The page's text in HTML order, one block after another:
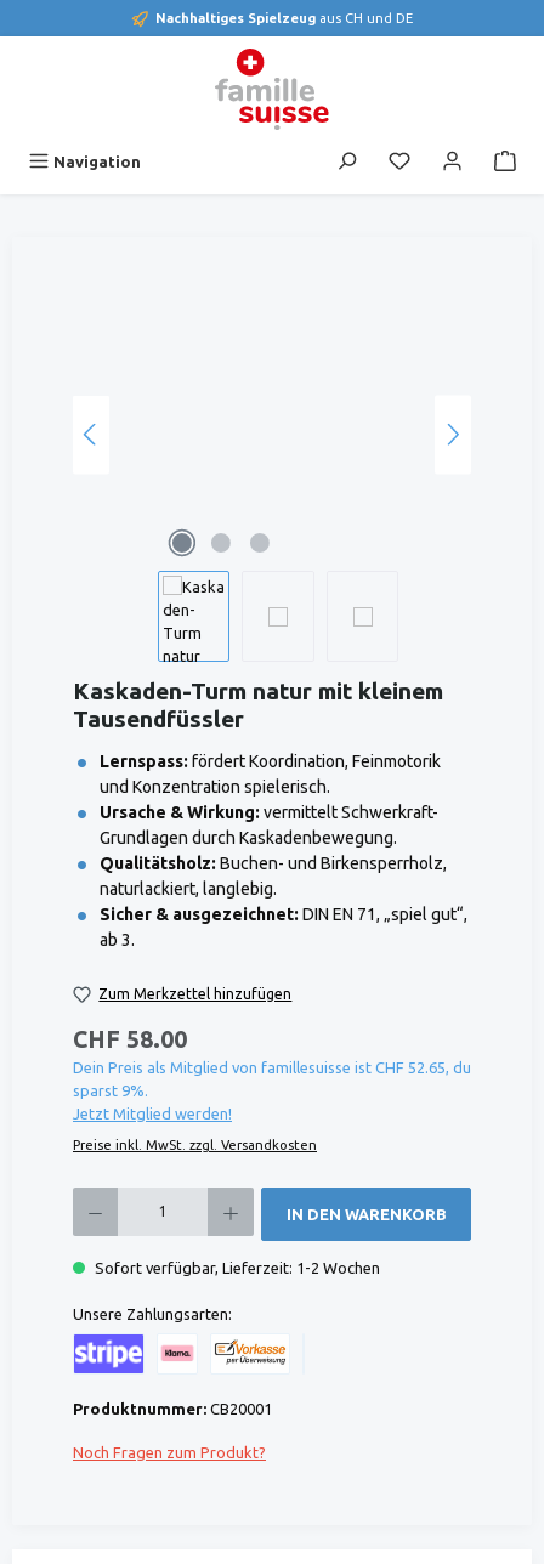
Nachhaltiges Spielzeug aus CH und DE
Navigation Du hast 0
Kaskaden-Turm natur mit kleinem
Tausendfüssler
Lernspass: fördert Koordination, Feinmotorik
und Konzentration spielerisch.
Ursache & Wirkung: vermittelt Schwerkraft-
Grundlagen durch Kaskadenbewegung.
Qualitätsholz: Buchen- und Birkensperrholz,
naturlackiert, langlebig.
Sicher & ausgezeichnet: DIN EN 71, „spiel gut“,
ab 3.
Zum Merkzettel hinzufügen
CHF 58.00
Dein Preis als Mitglied von famillesuisse ist CHF 52.65, du
sparst 9%.
Jetzt Mitglied werden!
Preise inkl. MwSt. zzgl. Versandkosten
IN DEN WARENKORB
Sofort verfügbar, Lieferzeit: 1-2 Wochen
Unsere Zahlungsarten:
Produktnummer: CB20001
Noch Fragen zum Produkt?